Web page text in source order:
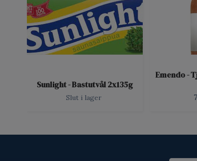
Sunlight - Bastutvål 2x135g
Slut i lager
Emendo -